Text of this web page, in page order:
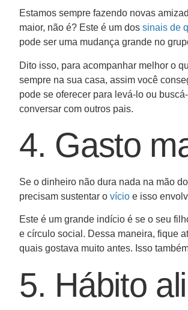
Estamos sempre fazendo novas
maior, não é? Este é um dos sinais de
pode ser uma mudança grande no
Dito isso, para acompanhar melhor o
sempre na sua casa, assim você
pode se oferecer para levá-lo ou
conversar com outros pais.
4. Gasto
Se o dinheiro não dura nada na mão
precisam sustentar o vício e isso
Este é um grande indício é se o seu
e círculo social. Dessa maneira, fique
quais gostava muito antes. Isso
5. Hábito